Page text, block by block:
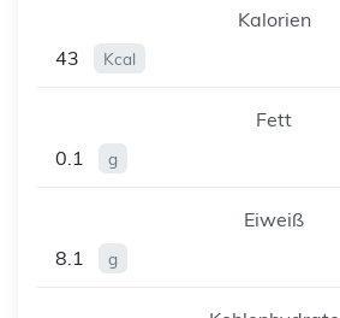
Kalorien
43
Kcal
Fett
0.1
g
Eiweiß
8.1
g